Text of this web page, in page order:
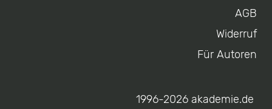
AGB
Widerruf
Für Autoren
1996-2026 akademie.de